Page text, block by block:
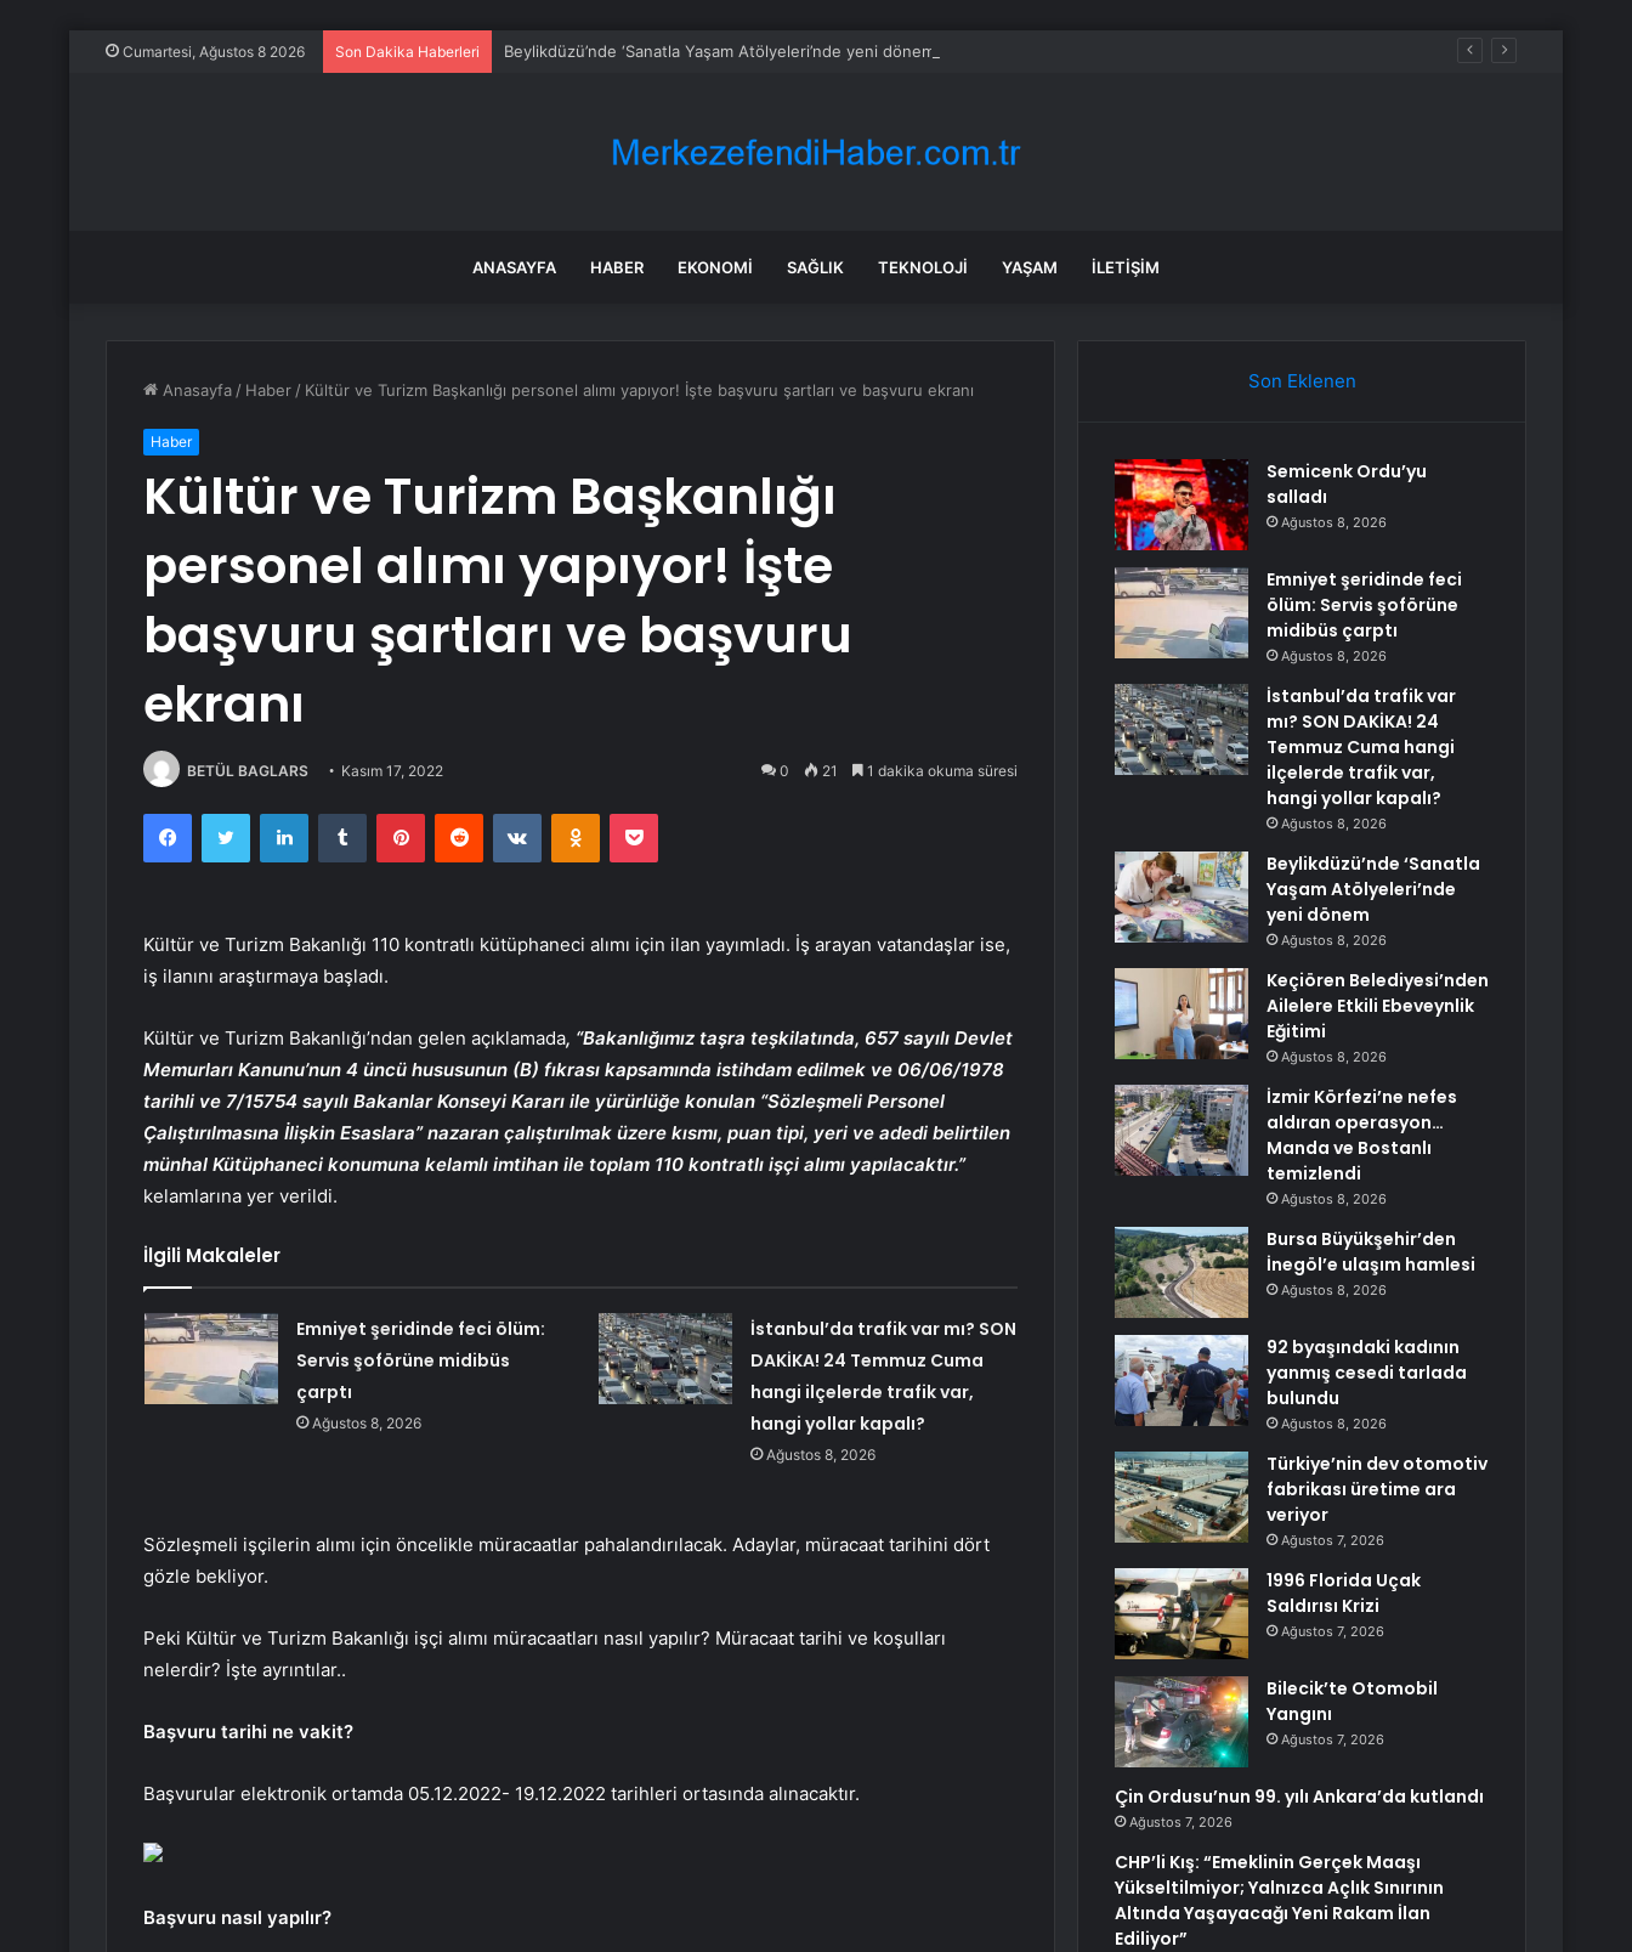
Cumartesi, Ağustos 8 2026 Son Dakika Haberleri Beylikdüzü’nde ‘Sanatla Yaşam Atölyeleri’nde yeni dönem
ANASAYFA HABER EKONOMI SAĞLIK TEKNOLOJI YAŞAM İLETIŞIM
Anasayfa / Haber / Kültür ve Turizm Başkanlığı personel alımı yapıyor! İşte başvuru şartları ve başvuru ekranı
Haber
Kültür ve Turizm Başkanlığı
personel alımı yapıyor! İşte
başvuru şartları ve başvuru
ekranı
BETÜL BAGLARS Kasım 17, 2022 0 21 1 dakika okuma süresi
FacebookTwitter LinkedInTumblr PinterestReddit VKontakteOdnoklassniki
Pocket
Kültür ve Turizm Bakanlığı 110 kontratlı kütüphaneci alımı için ilan yayımladı. İş arayan vatandaşlar ise,
iş ilanını araştırmaya başladı.
Kültür ve Turizm Bakanlığı’ndan gelen açıklamada, “Bakanlığımız taşra teşkilatında, 657 sayılı Devlet
Memurları Kanunu’nun 4 üncü hususunun (B) fıkrası kapsamında istihdam edilmek ve 06/06/1978
tarihli ve 7/15754 sayılı Bakanlar Konseyi Kararı ile yürürlüğe konulan “Sözleşmeli Personel
Çalıştırılmasına İlişkin Esaslara” nazaran çalıştırılmak üzere kısmı, puan tipi, yeri ve adedi belirtilen
münhal Kütüphaneci konumuna kelamlı imtihan ile toplam 110 kontratlı işçi alımı yapılacaktır.”
kelamlarına yer verildi.
İlgili Makaleler
Emniyet şeridinde feci ölüm:
Servis şoförüne midibüs
çarptı
Ağustos 8, 2026
İstanbul’da trafik var mı? SON
DAKİKA! 24 Temmuz Cuma
hangi ilçelerde trafik var,
hangi yollar kapalı?
Ağustos 8, 2026
Sözleşmeli işçilerin alımı için öncelikle müracaatlar pahalandırılacak. Adaylar, müracaat tarihini dört
gözle bekliyor.
Peki Kültür ve Turizm Bakanlığı işçi alımı müracaatları nasıl yapılır? Müracaat tarihi ve koşulları
nelerdir? İşte ayrıntılar..
Başvuru tarihi ne vakit?
Başvurular elektronik ortamda 05.12.2022- 19.12.2022 tarihleri ortasında alınacaktır.
Başvuru nasıl yapılır?
Son Eklenen
Semicenk Ordu’yu
salladı
Ağustos 8, 2026
Emniyet şeridinde feci
ölüm: Servis şoförüne
midibüs çarptı
Ağustos 8, 2026
İstanbul’da trafik var
mı? SON DAKİKA! 24
Temmuz Cuma hangi
ilçelerde trafik var,
hangi yollar kapalı?
Ağustos 8, 2026
Beylikdüzü’nde ‘Sanatla
Yaşam Atölyeleri’nde
yeni dönem
Ağustos 8, 2026
Keçiören Belediyesi’nden
Ailelere Etkili Ebeveynlik
Eğitimi
Ağustos 8, 2026
İzmir Körfezi’ne nefes
aldıran operasyon…
Manda ve Bostanlı
temizlendi
Ağustos 8, 2026
Bursa Büyükşehir’den
İnegöl’e ulaşım hamlesi
Ağustos 8, 2026
92 byaşındaki kadının
yanmış cesedi tarlada
bulundu
Ağustos 8, 2026
Türkiye’nin dev otomotiv
fabrikası üretime ara
veriyor
Ağustos 7, 2026
1996 Florida Uçak
Saldırısı Krizi
Ağustos 7, 2026
Bilecik’te Otomobil
Yangını
Ağustos 7, 2026
Çin Ordusu’nun 99. yılı Ankara’da kutlandı
Ağustos 7, 2026
CHP’li Kış: “Emeklinin Gerçek Maaşı
Yükseltilmiyor; Yalnızca Açlık Sınırının
Altında Yaşayacağı Yeni Rakam İlan
Ediliyor”